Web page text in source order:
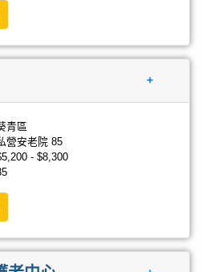
+
青區
營安老院 85
- $8,300